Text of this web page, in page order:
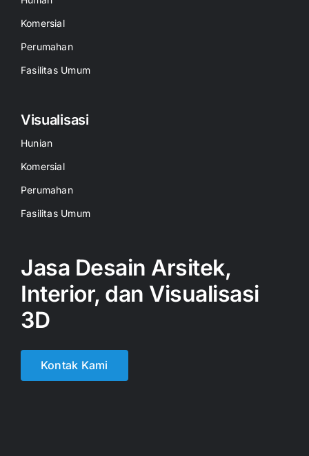
Komersial
Perumahan
Fasilitas Umum
Visualisasi
Hunian
Komersial
Perumahan
Fasilitas Umum
Jasa Desain Arsitek,
Interior, dan Visualisasi
3D
Kontak Kami